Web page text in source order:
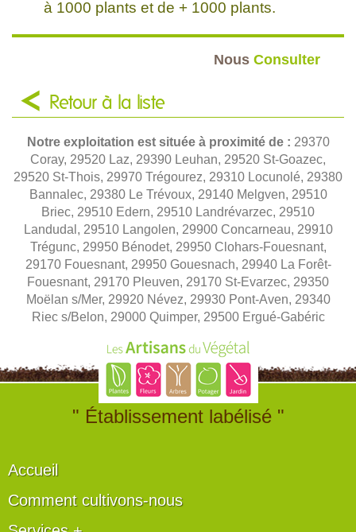
à 1000 plants et de + 1000 plants.
Nous Consulter
Retour à la liste
Notre exploitation est située à proximité de : 29370
Coray, 29520 Laz, 29390 Leuhan, 29520 St-Goazec,
29520 St-Thois, 29970 Trégourez, 29310 Locunolé, 29380
Bannalec, 29380 Le Trévoux, 29140 Melgven, 29510
Briec, 29510 Edern, 29510 Landrévarzec, 29510
Landudal, 29510 Langolen, 29900 Concarneau, 29910
Trégunc, 29950 Bénodet, 29950 Clohars-Fouesnant,
29170 Fouesnant, 29950 Gouesnach, 29940 La Forêt-
Fouesnant, 29170 Pleuven, 29170 St-Evarzec, 29350
Moëlan s/Mer, 29920 Névez, 29930 Pont-Aven, 29340
Riec s/Belon, 29000 Quimper, 29500 Ergué-Gabéric
" Établissement labélisé "
Accueil
Comment cultivons-nous